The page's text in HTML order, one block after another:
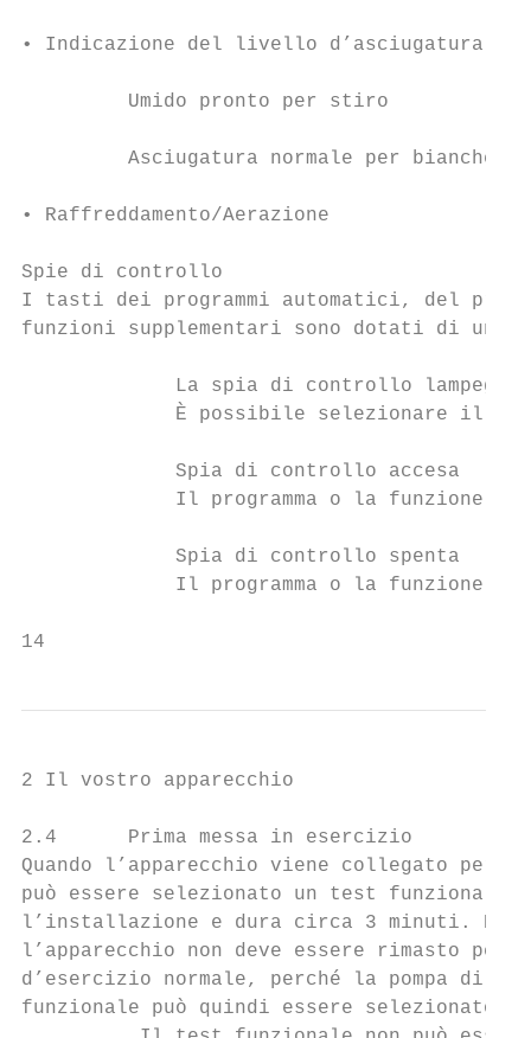
• Indicazione del livello d’asciugatura
         Umido pronto per stiro
         Asciugatura normale per biancheria
• Raffreddamento/Aerazione
Spie di controllo
I tasti dei programmi automatici, del
funzioni supplementari sono dotati di
             La spia di controllo lampeggia
È possibile selezionare il
             Spia di controllo accesa
Il programma o la funzione è
             Spia di controllo spenta
Il programma o la funzione
14
2 Il vostro apparecchio
2.4      Prima messa in esercizio
Quando l’apparecchio viene collegato
può essere selezionato un test
l’installazione e dura circa 3 minuti.
l’apparecchio non deve essere rimasto
d’esercizio normale, perché la pompa di
funzionale può quindi essere selezionato